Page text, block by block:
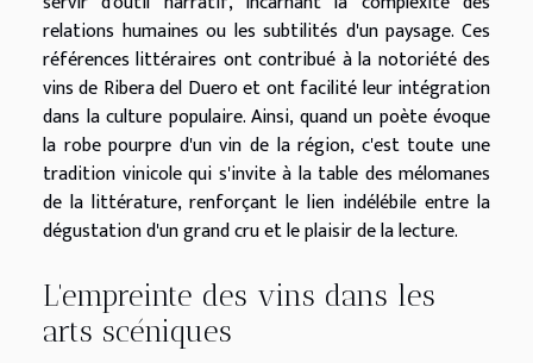
relations humaines ou les subtilités d'un paysage. Ces
références littéraires ont contribué à la notoriété des
vins de Ribera del Duero et ont facilité leur intégration
dans la culture populaire. Ainsi, quand un poète évoque
la robe pourpre d'un vin de la région, c'est toute une
tradition vinicole qui s'invite à la table des mélomanes
de la littérature, renforçant le lien indélébile entre la
dégustation d'un grand cru et le plaisir de la lecture.
L'empreinte des vins dans les
arts scéniques